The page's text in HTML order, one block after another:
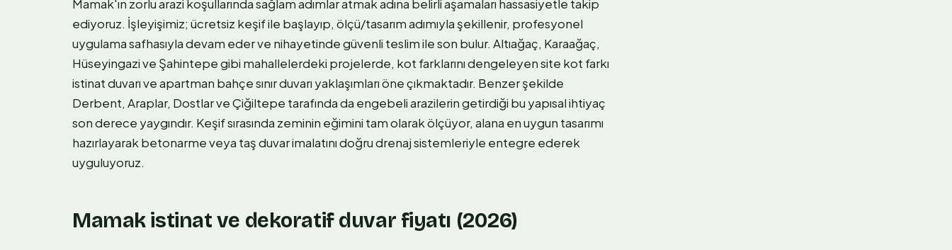
Mamak'ın zorlu arazi koşullarında sağlam adımlar atmak adına belirli aşamaları hassasiyetle takip
ediyoruz. İşleyişimiz; ücretsiz keşif ile başlayıp, ölçü/tasarım adımıyla şekillenir, profesyonel
uygulama safhasıyla devam eder ve nihayetinde güvenli teslim ile son bulur. Altıağaç, Karaağaç,
Hüseyingazi ve Şahintepe gibi mahallelerdeki projelerde, kot farklarını dengeleyen site kot farkı
istinat duvarı ve apartman bahçe sınır duvarı yaklaşımları öne çıkmaktadır. Benzer şekilde
Derbent, Araplar, Dostlar ve Çiğiltepe tarafında da engebeli arazilerin getirdiği bu yapısal ihtiyaç
son derece yaygındır. Keşif sırasında zeminin eğimini tam olarak ölçüyor, alana en uygun tasarımı
hazırlayarak betonarme veya taş duvar imalatını doğru drenaj sistemleriyle entegre ederek
uyguluyoruz.
Mamak istinat ve dekoratif duvar fiyatı (2026)